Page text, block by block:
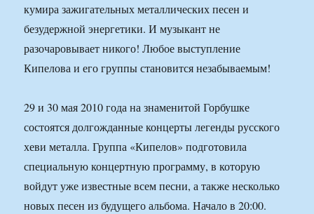
кумира зажигательных металлических песен и
безудержной энергетики. И музыкант не
разочаровывает никого! Любое выступление
Кипелова и его группы становится незабываемым!
29 и 30 мая 2010 года на знаменитой Горбушке
состоятся долгожданные концерты легенды русского
хеви металла. Группа «Кипелов» подготовила
специальную концертную программу, в которую
войдут уже известные всем песни, а также несколько
новых песен из будущего альбома. Начало в 20:00.